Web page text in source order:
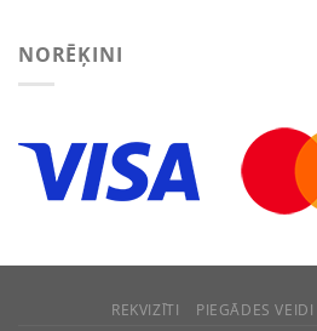
We use cookies to
ACCEPT
NORĒĶINI
REKVIZĪTI PIEGĀDES VEIDI